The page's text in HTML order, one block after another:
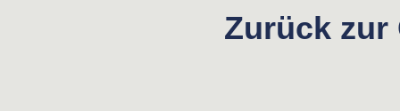
Zurück zur